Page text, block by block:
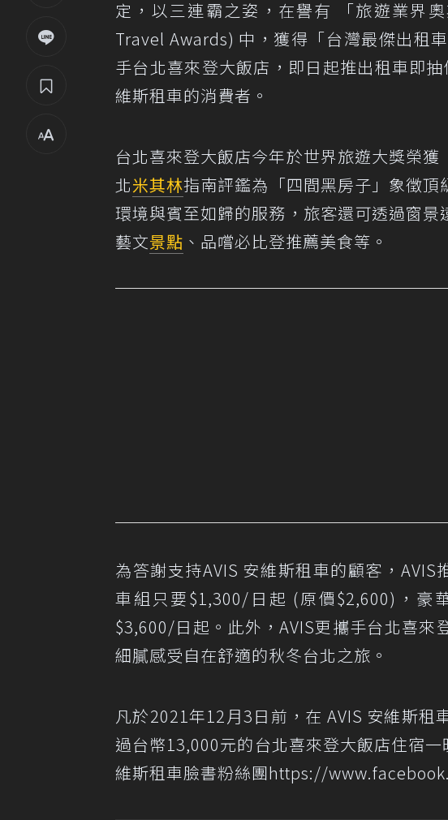
定，以三連霸之姿，在譽有 「旅遊業界
Travel Awards) 中，獲得「台灣最傑出租
手台北喜來登大飯店，即日起推出租車即
維斯租車的消費者。
台北喜來登大飯店今年於世界旅遊大獎榮
北米其林指南評鑑為「四間黑房子」象徵
環境與賓至如歸的服務，旅客還可透過窗
藝文景點 、品嚐必比登推薦美食等。
為答謝支持AVIS 安維斯租車的顧客，
車組只要$1,300/日起 (原價$2,600)，豪
$3,600/日起。此外，AVIS更攜手台北喜來
細膩感受自在舒適的秋冬台北之旅。
凡於2021年12月3日前，在 AVIS 安維斯
過台幣13,000元的台北喜來登大飯店住宿
維斯租車臉書粉絲團https://